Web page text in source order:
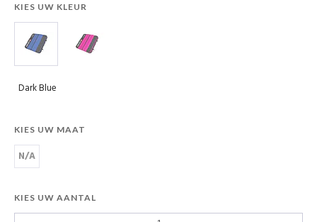
KIES UW KLEUR
Dark Blue
KIES UW MAAT
N/A
KIES UW AANTAL